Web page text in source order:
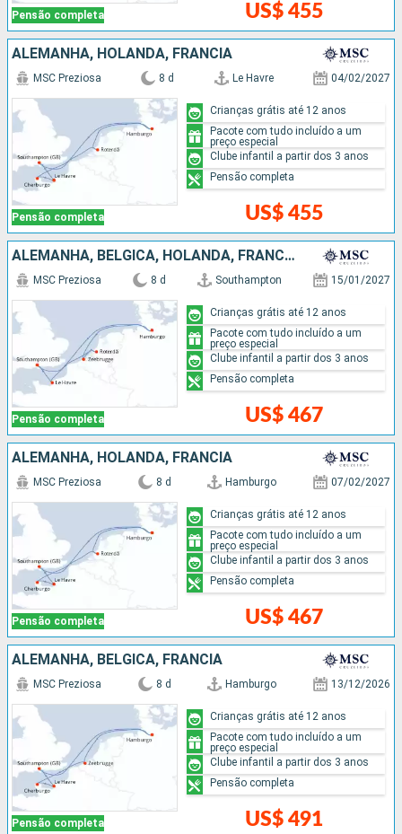
Pensão completa US$ 455
ALEMANHA, HOLANDA, FRANCIA
Pensão completa
MSC Preziosa 8 d Le Havre 04/02/2027
US$ 455
Crianças grátis até 12 anos
Pacote com tudo incluído a um
preço especial
Clube infantil a partir dos 3 anos
Pensão completa
ALEMANHA, BÉLGICA, HOLANDA, FRANCIA
Pensão completa
MSC Preziosa 8 d Southampton 15/01/2027
US$ 467
Crianças grátis até 12 anos
Pacote com tudo incluído a um
preço especial
Clube infantil a partir dos 3 anos
Pensão completa
ALEMANHA, HOLANDA, FRANCIA
Pensão completa
MSC Preziosa 8 d Hamburgo 07/02/2027
US$ 467
Crianças grátis até 12 anos
Pacote com tudo incluído a um
preço especial
Clube infantil a partir dos 3 anos
Pensão completa
ALEMANHA, BÉLGICA, FRANCIA
Pensão completa
MSC Preziosa 8 d Hamburgo 13/12/2026
US$ 491
Crianças grátis até 12 anos
Pacote com tudo incluído a um
preço especial
Clube infantil a partir dos 3 anos
Pensão completa